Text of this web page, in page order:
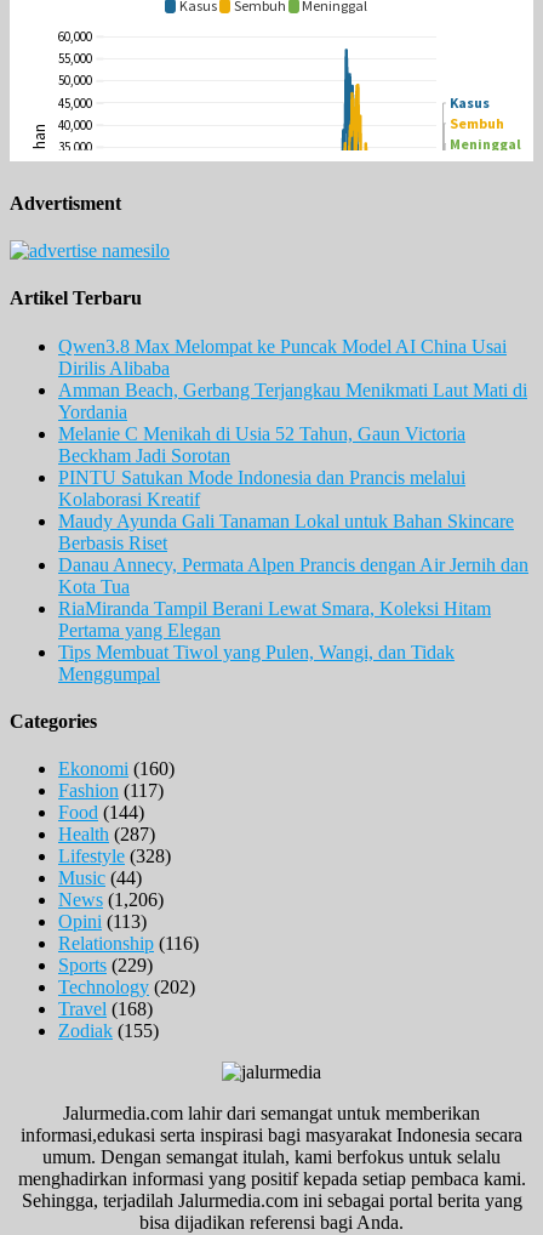
Advertisment
Artikel Terbaru
Qwen3.8 Max Melompat ke Puncak Model AI China Usai
Dirilis Alibaba
Amman Beach, Gerbang Terjangkau Menikmati Laut Mati di
Yordania
Melanie C Menikah di Usia 52 Tahun, Gaun Victoria
Beckham Jadi Sorotan
PINTU Satukan Mode Indonesia dan Prancis melalui
Kolaborasi Kreatif
Maudy Ayunda Gali Tanaman Lokal untuk Bahan Skincare
Berbasis Riset
Danau Annecy, Permata Alpen Prancis dengan Air Jernih dan
Kota Tua
RiaMiranda Tampil Berani Lewat Smara, Koleksi Hitam
Pertama yang Elegan
Tips Membuat Tiwol yang Pulen, Wangi, dan Tidak
Menggumpal
Categories
Ekonomi (160)
Fashion (117)
Food (144)
Health (287)
Lifestyle (328)
Music (44)
News (1,206)
Opini (113)
Relationship (116)
Sports (229)
Technology (202)
Travel (168)
Zodiak (155)
Jalurmedia.com lahir dari semangat untuk memberikan
informasi,edukasi serta inspirasi bagi masyarakat Indonesia secara
umum. Dengan semangat itulah, kami berfokus untuk selalu
menghadirkan informasi yang positif kepada setiap pembaca kami.
Sehingga, terjadilah Jalurmedia.com ini sebagai portal berita yang
bisa dijadikan referensi bagi Anda.